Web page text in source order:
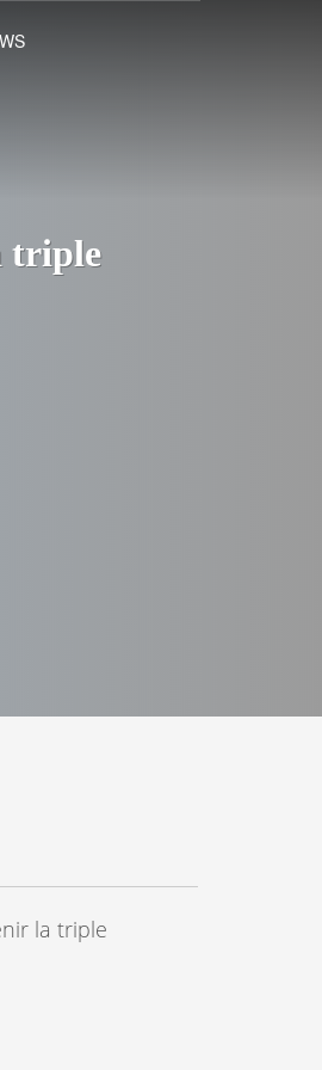
triple
la triple